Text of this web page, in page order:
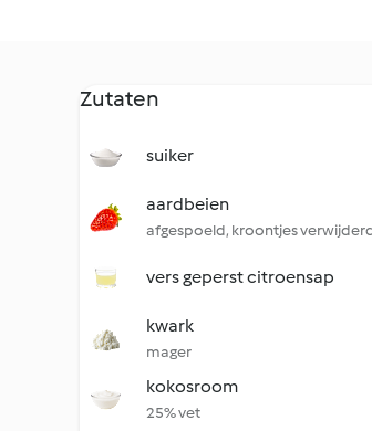
Zutaten
suiker
aardbeien
afgespoeld, kroontjes
vers geperst citroensap
kwark
mager
kokosroom
25% vet